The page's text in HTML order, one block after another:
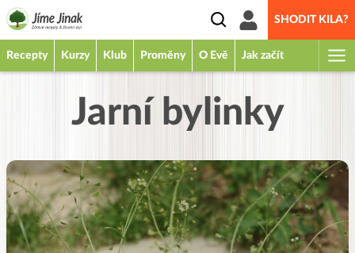
SHODIT KILA?
Recepty Kurzy Klub Proměny O Evě Jak začít
Jarní bylinky